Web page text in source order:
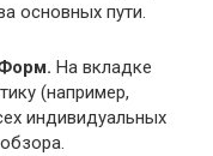
основных пути.
На вкладке
(например,
индивидуальных